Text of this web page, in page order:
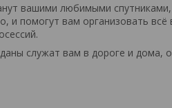
вашими любимыми
и помогут вам организовать всё
служат вам в дороге и дома,